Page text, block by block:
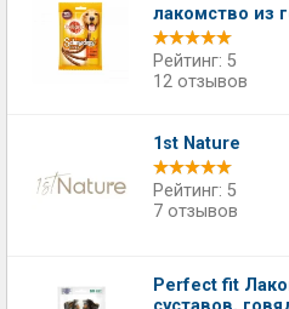
лакомство из
Рейтинг: 5
12 отзывов
1st Nature
Рейтинг: 5
7 отзывов
Perfect fit